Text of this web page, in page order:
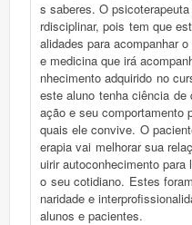
s saberes. O
rdisciplinar, pois tem que
alidades para acompanhar
e medicina que irá
nhecimento adquirido no
este aluno tenha ciência
ação e seu comportamento
quais ele convive. O
erapia vai melhorar sua
uirir autoconhecimento
o seu cotidiano. Estes
naridade e
alunos e pacientes.